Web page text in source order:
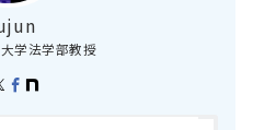
学法学部教授